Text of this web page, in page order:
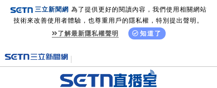
三立新聞網 為了提供更好的閱讀內容，我們使用相關網站
技術來改善使用者體驗，也尊重用戶的隱私權，特別提出聲明。
了解最新隱私權聲明
知道了